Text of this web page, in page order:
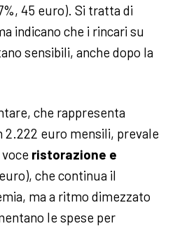
45 euro). Si tratta di
indicano che i rincari su
sensibili, anche dopo la
che rappresenta
2.222 euro mensili, prevale
ristorazione e
che continua il
ma a ritmo dimezzato
le spese per